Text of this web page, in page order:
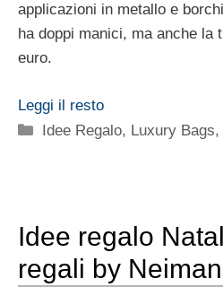
applicazioni in metallo e
ha doppi manici, ma anche la
euro.
Leggi il resto
Categorie
Idee Regalo, Luxury Bags,
Idee regalo
regali by